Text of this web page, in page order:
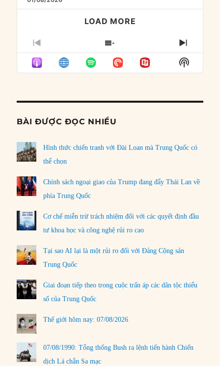
LOAD MORE
PREVIOUS
EPISODE
SHOW
EPISODES
LIST
NEXT
Show
Podcast
BÀI ĐƯỢC ĐỌC NHIỀU
Hình thức chiến tranh với Đài Loan mà Trung Quốc có
thể chọn
Chính sách ngoại giao của Trump đang đẩy Thái Lan về
phía Trung Quốc
Cơ chế miễn trừ trách nhiệm đối với các quyết định đầu
tư khoa học và công nghệ rủi ro cao
Tại sao AI lại là một rủi ro đối với Đảng Cộng sản
Trung Quốc
Giai đoạn tiếp theo trong cuộc trấn áp các dân tộc thiểu
số của Trung Quốc
Thế giới hôm nay: 07/08/2026
07/08/1990: Tổng thống Bush ra lệnh tiến hành Chiến
dịch Lá chắn Sa mạc